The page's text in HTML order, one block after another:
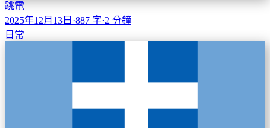
跳電
2025年12月13日 ·887 字·2 分鐘
日常